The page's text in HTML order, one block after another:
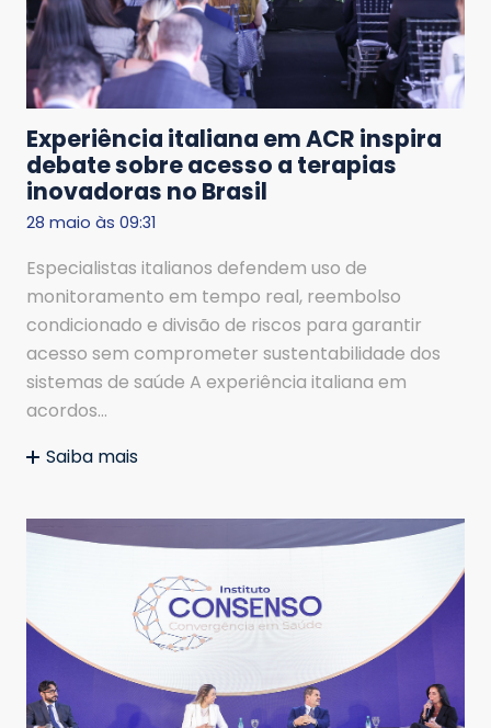
Experiência italiana em ACR inspira
debate sobre acesso a terapias
inovadoras no Brasil
28 maio às 09:31
Especialistas italianos defendem uso de
monitoramento em tempo real, reembolso
condicionado e divisão de riscos para garantir
acesso sem comprometer sustentabilidade dos
sistemas de saúde A experiência italiana em
acordos…
Saiba mais